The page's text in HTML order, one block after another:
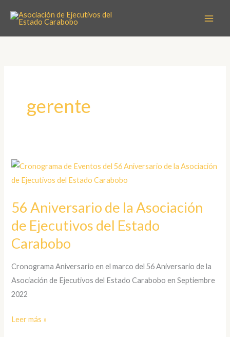
gerente
56 Aniversario de la Asociación
de Ejecutivos del Estado
Carabobo
Cronograma Aniversario en el marco del 56 Aniversario de la
Asociación de Ejecutivos del Estado Carabobo en Septiembre
2022
56
Aniversario
la
Asociación
Ejecutivos
del
Estado
Carabobo
Leer más »